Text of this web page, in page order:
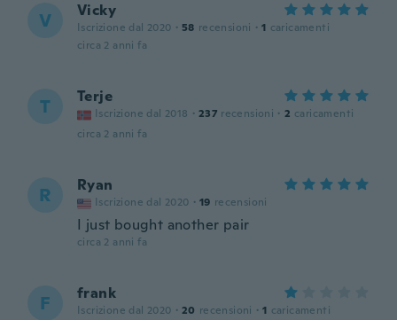
V Vicky
Iscrizione dal 2020 · 58 recensioni · 1 caricamenti
circa 2 anni fa
T Terje
Iscrizione dal 2018 · 237 recensioni · 2 caricamenti
circa 2 anni fa
R Ryan
Iscrizione dal 2020 · 19 recensioni
I just bought another pair
circa 2 anni fa
F frank
Iscrizione dal 2020 · 20 recensioni · 1 caricamenti